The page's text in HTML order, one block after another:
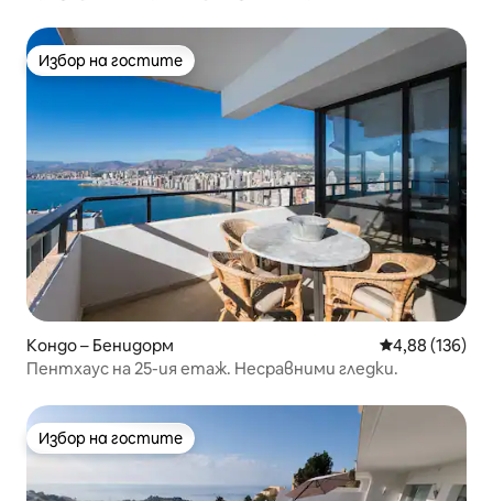
Избор на гостите
Избор на гостите
Кондо – Бенидорм Средна
4,88 (136)
Пентхаус на 25-ия етаж. Несравними гледки.
Избор на гостите
Избор на гостите